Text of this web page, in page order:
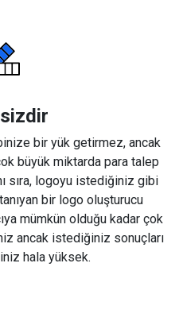
bir yük getirmez, ancak
büyük miktarda para talep
sıra, logoyu istediğiniz gibi
bir logo oluşturucu
mümkün olduğu kadar çok
ancak istediğiniz sonuçları
hala yüksek.